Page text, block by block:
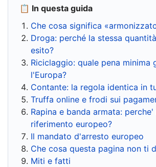
📋 In questa guida
Che cosa significa
Droga: perché la stessa
esito?
Riciclaggio: quale pena minima
l'Europa?
Contante: la regola identica in
Truffa online e frodi sui
Rapina e banda armata:
riferimento europeo?
Il mandato d'arresto europeo
Che cosa questa pagina non ti
Miti e fatti